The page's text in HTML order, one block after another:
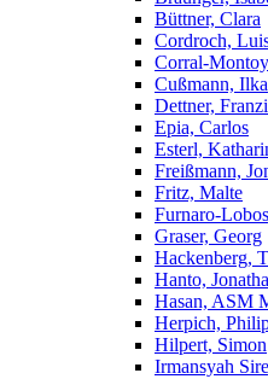
Büttner, Clara
Cordroch,
Corral-
Cußmann, Ilka
Dettner,
Epia, Carlos
Esterl,
Freißmann,
Fritz, Malte
Furnaro-
Graser, Georg
Hackenberg,
Hanto,
Hasan, ASM
Herpich,
Hilpert, Simon
Irmansyah